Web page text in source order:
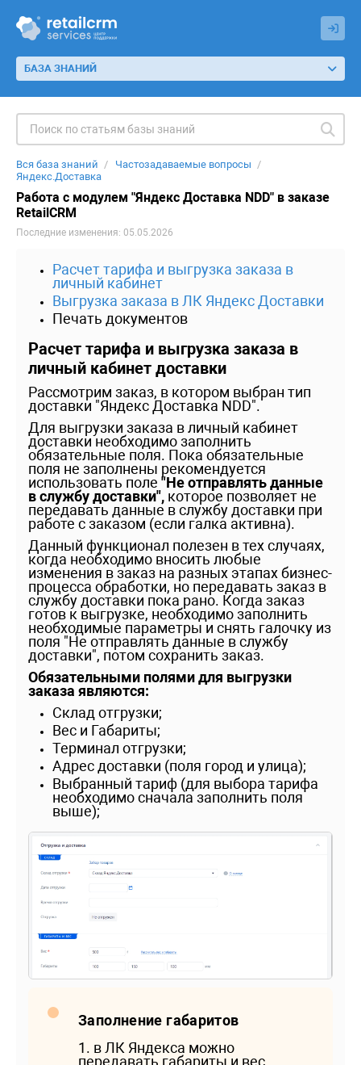
БАЗА ЗНАНИЙ
Вся база знаний
Частозадаваемые вопросы
Яндекс.Доставка
Работа с модулем "Яндекс Доставка NDD" в заказе
RetailCRM
Последние изменения: 05.05.2026
Расчет тарифа и выгрузка заказа в
личный кабинет
Выгрузка заказа в ЛК Яндекс Доставки
Печать документов
Расчет тарифа и выгрузка заказа в
личный кабинет доставки
Рассмотрим заказ, в котором выбран тип
доставки "Яндекс Доставка NDD".
Для выгрузки заказа в личный кабинет
доставки необходимо заполнить
обязательные поля. Пока обязательные
поля не заполнены рекомендуется
использовать поле "Не отправлять данные
в службу доставки", которое позволяет не
передавать данные в службу доставки при
работе с заказом (если галка активна).
Данный функционал полезен в тех случаях,
когда необходимо вносить любые
изменения в заказ на разных этапах бизнес-
процесса обработки, но передавать заказ в
службу доставки пока рано. Когда заказ
готов к выгрузке, необходимо заполнить
необходимые параметры и снять галочку из
поля "Не отправлять данные в службу
доставки", потом сохранить заказ.
Обязательными полями для выгрузки
заказа являются:
Склад отгрузки;
Вес и Габариты;
Терминал отгрузки;
Адрес доставки (поля город и улица);
Выбранный тариф (для выбора тарифа
необходимо сначала заполнить поля
выше);
Заполнение габаритов
1. в ЛК Яндекса можно